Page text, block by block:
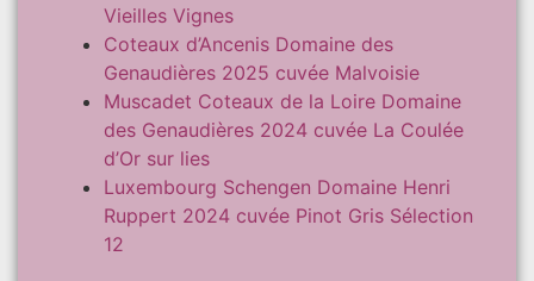
Vieilles Vignes
Coteaux d’Ancenis Domaine des
Genaudières 2025 cuvée Malvoisie
Muscadet Coteaux de la Loire Domaine
des Genaudières 2024 cuvée La Coulée
d’Or sur lies
Luxembourg Schengen Domaine Henri
Ruppert 2024 cuvée Pinot Gris Sélection
12